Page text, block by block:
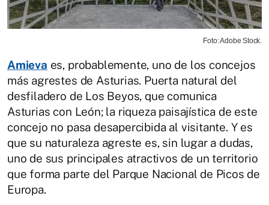
Foto: Adobe Stock.
Amieva es, probablemente, uno de los concejos
más agrestes de Asturias. Puerta natural del
desfiladero de Los Beyos, que comunica
Asturias con León; la riqueza paisajística de este
concejo no pasa desapercibida al visitante. Y es
que su naturaleza agreste es, sin lugar a dudas,
uno de sus principales atractivos de un territorio
que forma parte del Parque Nacional de Picos de
Europa.